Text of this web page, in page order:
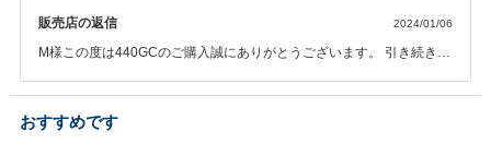
販売店の返信 2024/01/06
M様この度は440GCのご購入誠にありがとうございます。 引き続き担
ポートさせて頂きます。 今後もメンテナンスは勿論、お困りごとござ
いましたら何なりとお申し付けくださいませ。 引き続き宜しくお願い
致します。
おすすめです